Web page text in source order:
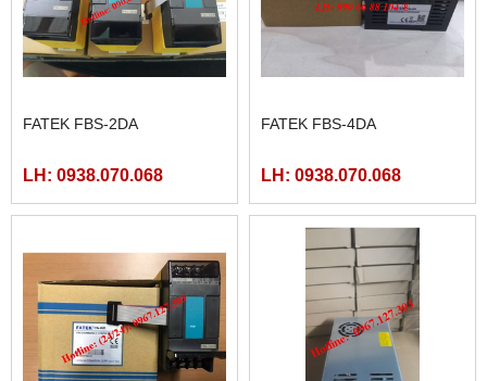
FATEK FBS-2DA
LH: 0938.070.068
FATEK FBS-4DA
LH: 0938.070.068